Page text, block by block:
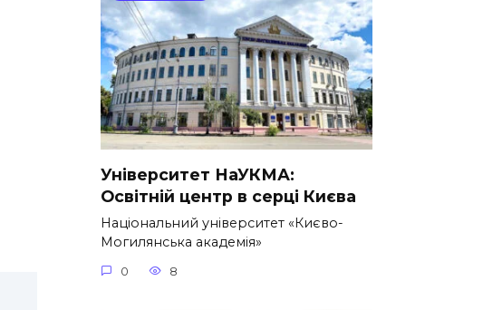
Університет НаУКМА:
Освітній центр в серці Києва
Національний університет «Києво-
Могилянська академія»
0 8